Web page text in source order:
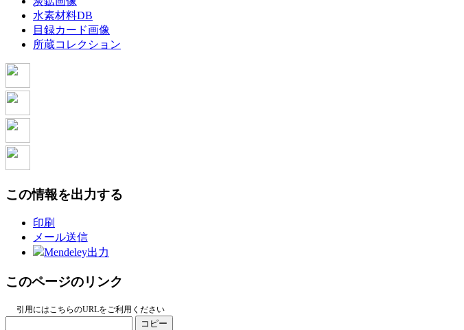
水素材料DB
目録カード画像
所蔵コレクション
この情報を出力する
印刷
メール送信
Mendeley出力
このページのリンク
引用にはこちらのURLをご利用ください
コピー